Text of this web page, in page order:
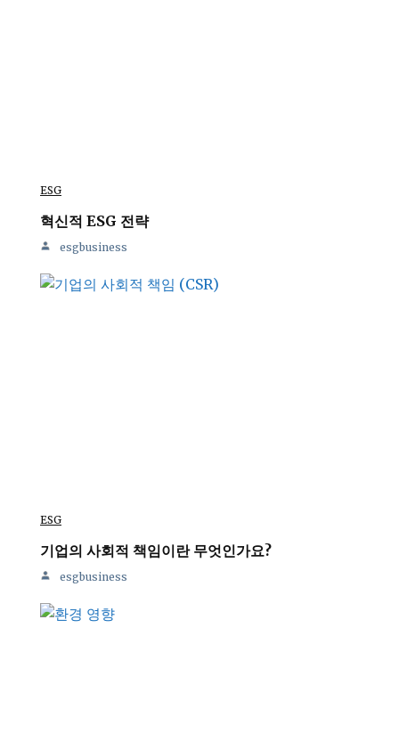
ESG
혁신적 ESG 전략
esgbusiness
ESG
기업의 사회적 책임이란 무엇인가요?
esgbusiness